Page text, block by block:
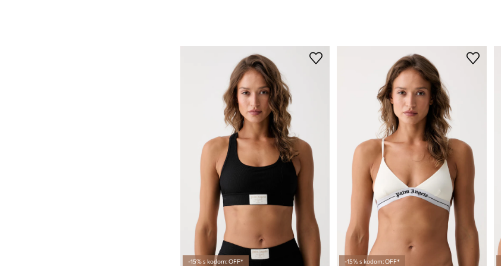
-15% s kodom: OFF* -15% s kodom: OFF*